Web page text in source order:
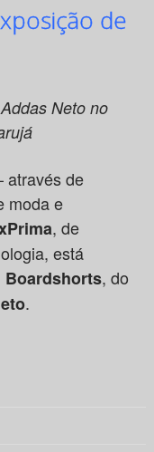
de
Neto no
através de
moda e
, de
está
Boardshorts, do
.